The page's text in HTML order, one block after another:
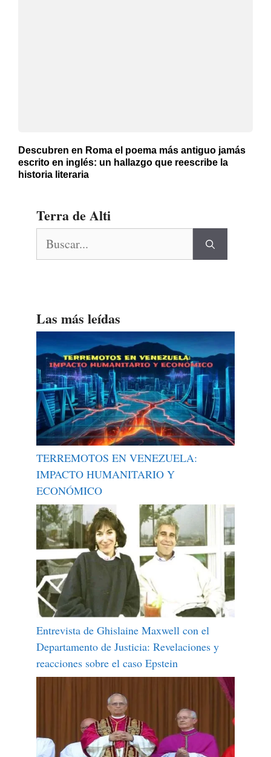
Descubren en Roma el poema más antiguo jamás
escrito en inglés: un hallazgo que reescribe la
historia literaria
Terra de Alti
Las más leídas
TERREMOTOS EN VENEZUELA:
IMPACTO HUMANITARIO Y
ECONÓMICO
Entrevista de Ghislaine Maxwell con el
Departamento de Justicia: Revelaciones y
reacciones sobre el caso Epstein